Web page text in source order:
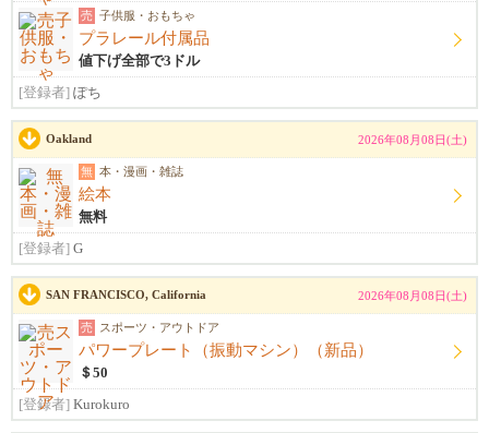
売 子供服・おもちゃ
プラレール付属品
値下げ全部で3ドル
[登録者] ぽち
Oakland 2026年08月08日(土)
無 本・漫画・雑誌
絵本
無料
[登録者] G
SAN FRANCISCO, California 2026年08月08日(土)
売 スポーツ・アウトドア
パワープレート（振動マシン）（新品）
＄50
[登録者] Kurokuro